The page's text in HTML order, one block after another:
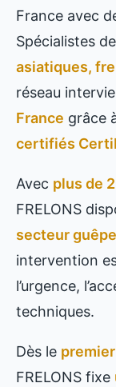
France avec
Spécialistes de
asiatiques,
réseau
France grâce
certifiés
Avec plus de
FRELONS
secteur
intervention
l’urgence,
techniques.
Dès le
FRELONS fixe